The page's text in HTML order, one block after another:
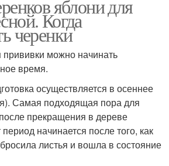
яблони для
Когда
черенки
можно начинать
время.
осуществляется в осеннее
Самая подходящая пора для
прекращения в дереве
начинается после того, как
листья и вошла в состояние